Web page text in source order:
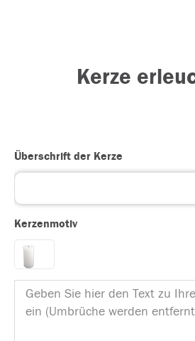
Kerze
Überschrift der Kerze
Kerzenmotiv